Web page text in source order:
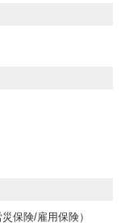
保険/雇用保険）